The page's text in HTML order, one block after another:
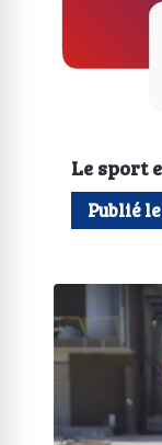
Le sport
Publié